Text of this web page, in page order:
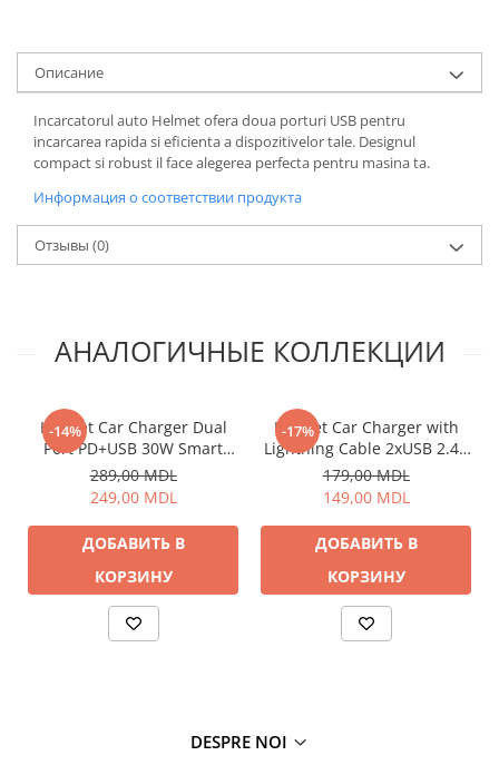
Oписание
Incarcatorul auto Helmet ofera doua porturi USB pentru
incarcarea rapida si eficienta a dispozitivelor tale. Designul
compact si robust il face alegerea perfecta pentru masina ta.
Информация о соответствии продукта
Отзывы (0)
АНАЛОГИЧНЫЕ КОЛЛЕКЦИИ
-14%
Helmet Car Charger Dual
Port PD+USB 30W Smart
Series, Black
289,00 MDL
249,00 MDL
ДОБАВИТЬ В
КОРЗИНУ
-17%
Helmet Car Charger with
Lightning Cable 2xUSB 2.4A
, Silver
179,00 MDL
149,00 MDL
ДОБАВИТЬ В
КОРЗИНУ
DESPRE NOI